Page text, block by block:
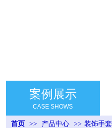
案例展示
CASE SHOWS
首页 >> 产品中心 >> 装饰手套